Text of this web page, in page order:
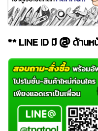
** LINE ID มี @ด้านห